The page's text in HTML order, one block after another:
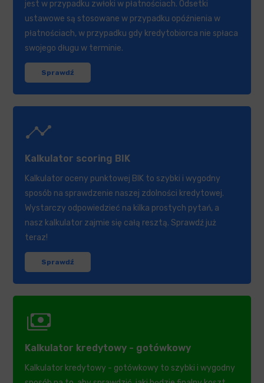
jest w przypadku zwłoki w płatnościach. Odsetki
ustawowe są stosowane w przypadku opóźnienia w
płatnościach, w przypadku gdy kredytobiorca nie spłaca
swojego długu w terminie.
Sprawdź
timeline
Kalkulator scoring BIK
Kalkulator oceny punktowej BIK to szybki i wygodny
sposób na sprawdzenie naszej zdolności kredytowej.
Wystarczy odpowiedzieć na kilka prostych pytań, a
nasz kalkulator zajmie się całą resztą. Sprawdź już
teraz!
Sprawdź
payments
Kalkulator kredytowy - gotówkowy
Kalkulator kredytowy - gotówkowy to szybki i wygodny